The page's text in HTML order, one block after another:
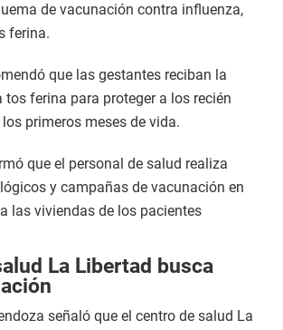
de vacunación contra influenza,
ferina.
que las gestantes reciban la
ferina para proteger a los recién
primeros meses de vida.
que el personal de salud realiza
y campañas de vacunación en
las viviendas de los pacientes
La Libertad busca
señaló que el centro de salud La